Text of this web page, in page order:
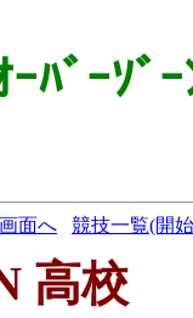
ﾊﾞｰｿﾞ
面へ 競技一覧(開
高校